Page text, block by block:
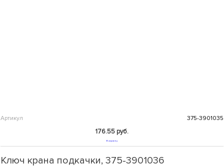
Артикул 375-3901035
176.55 руб.
В корзину
Ключ крана подкачки, 375-3901036